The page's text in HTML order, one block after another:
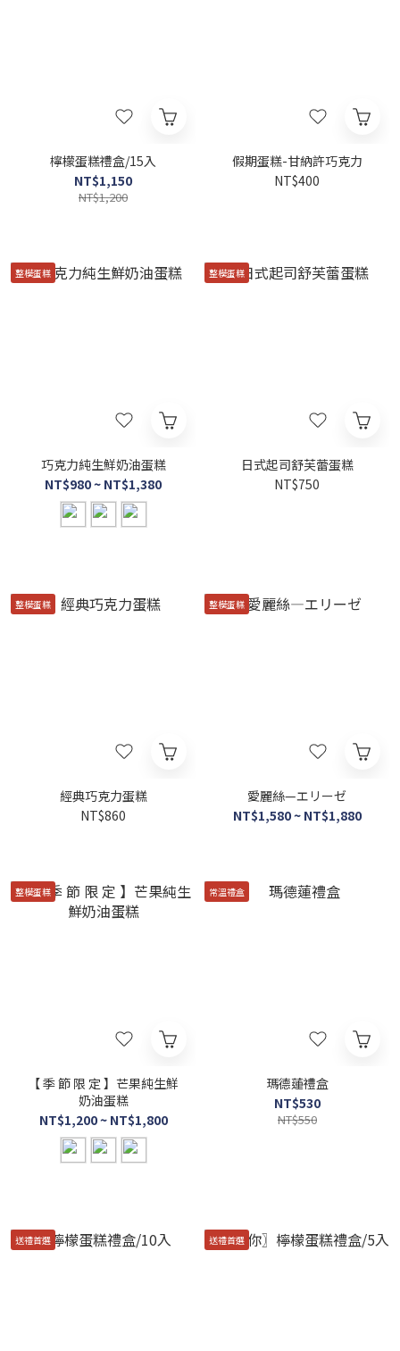
檸檬蛋糕禮盒/15入
NT$1,150
NT$1,200
假期蛋糕-甘納許巧克力
NT$400
整模蛋糕
巧克力純生鮮奶油蛋糕
NT$980 ~ NT$1,380
整模蛋糕
日式起司舒芙蕾蛋糕
NT$750
整模蛋糕
經典巧克力蛋糕
NT$860
整模蛋糕
愛麗絲—エリーゼ
NT$1,580 ~ NT$1,880
整模蛋糕
【 季 節 限 定 】芒果純生鮮
奶油蛋糕
NT$1,200 ~ NT$1,800
常溫禮盒
瑪德蓮禮盒
NT$530
NT$550
送禮首選 送禮首選